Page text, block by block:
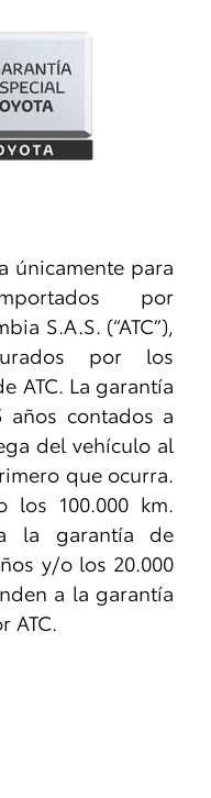
únicamente para
por
S.A.S. (“ATC”),
por los
ATC. La garantía
contados a
del vehículo al
que ocurra.
los 100.000 km.
la garantía de
y/o los 20.000
a la garantía
ATC.